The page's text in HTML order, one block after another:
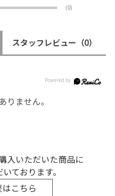
(0)
スタッフレビュー （0）
りません。
入いただいた商品に
ております。
こちら